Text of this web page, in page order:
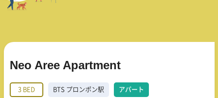
Neo Aree Apartment
3 BED BTS プロンポン駅 アパート